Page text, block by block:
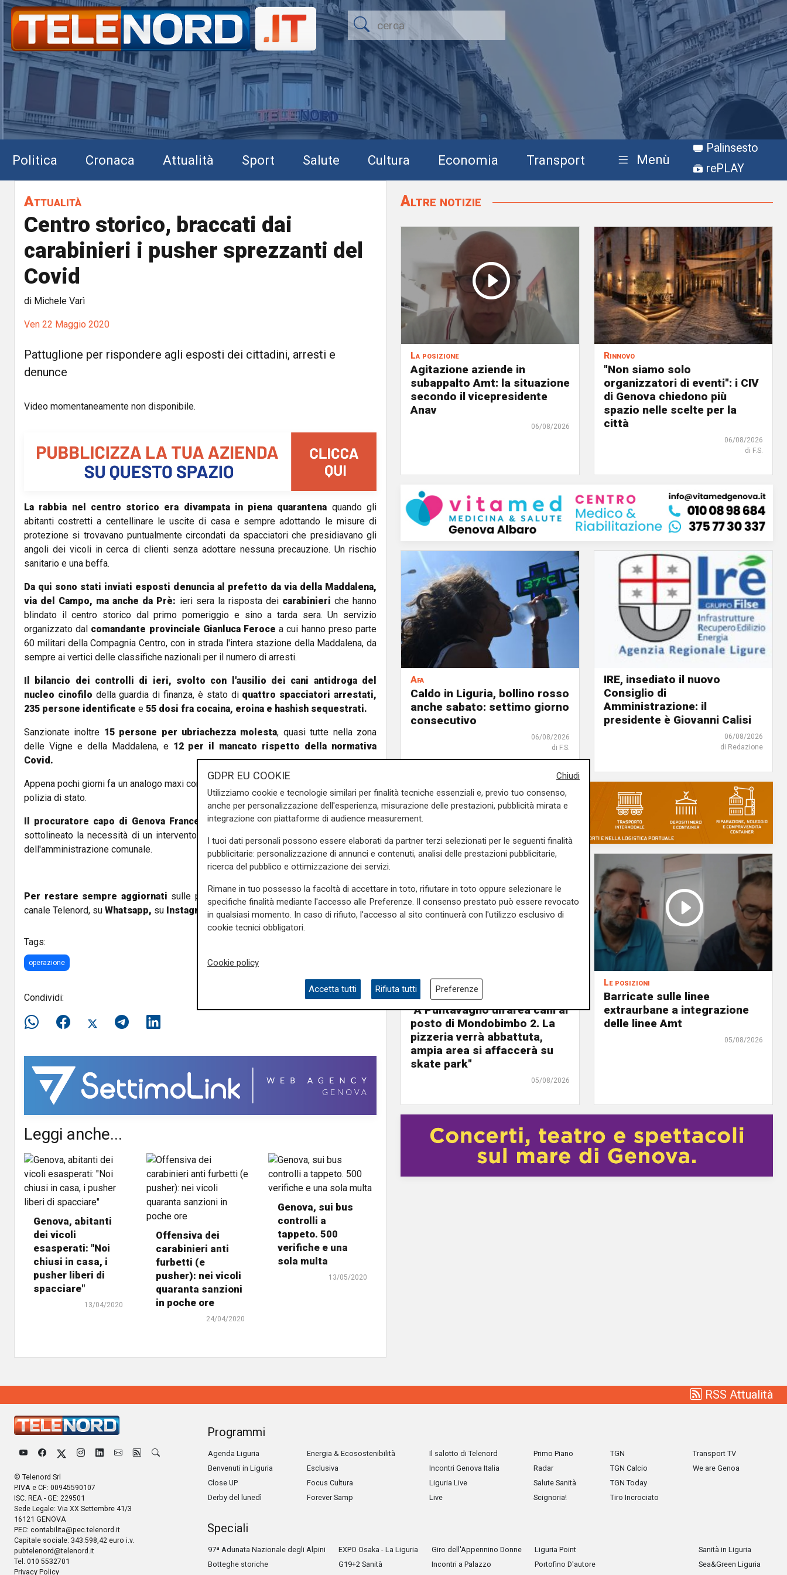
Politica Cronaca Attualità Sport Salute Cultura Economia Transport Menù
Palinsesto
rePLAY
Attualità
Centro storico, braccati dai
carabinieri i pusher sprezzanti del
Covid
di Michele Varì
Ven 22 Maggio 2020
Pattuglione per rispondere agli esposti dei cittadini, arresti e
denunce
Video momentaneamente non disponibile.
La rabbia nel centro storico era divampata in piena quarantena quando gli
abitanti costretti a centellinare le uscite di casa e sempre adottando le misure di
protezione si trovavano puntualmente circondati da spacciatori che presidiavano gli
angoli dei vicoli in cerca di clienti senza adottare nessuna precauzione. Un rischio
sanitario e una beffa.
Da qui sono stati inviati esposti denuncia al prefetto da via della Maddalena,
via del Campo, ma anche da Prè: ieri sera la risposta deicarabinieri che hanno
blindato il centro storico dal primo pomeriggio e sino a tarda sera. Un servizio
organizzato dal comandante provinciale Gianluca Feroce a cui hanno preso parte
60 militari della Compagnia Centro, con in strada l'intera stazione della Maddalena, da
sempre ai vertici delle classifiche nazionali per il numero di arresti.
Il bilancio dei controlli di ieri, svolto con l'ausilio dei cani antidroga del
nucleo cinofilo della guardia di finanza, è stato di quattro spacciatori arrestati,
235 persone identificate e 55 dosi fra cocaina, eroina e hashish sequestrati.
Sanzionate inoltre 15 persone per ubriachezza molesta, quasi tutte nella zona
delle Vigne e della Maddalena, e 12 per il mancato rispetto della normativa
Covid.
Appena pochi giorni fa un analogo maxi controllo era stato effettuato dagli agenti della
polizia di stato.
Il procuratore capo di Genova Francesco Cozzinel rispondere agli abitanti ha
sottolineato la necessità di un intervento non solo delle forze dell'ordine ma anche
dell'amministrazione comunale.
Per restare sempre aggiornati sulle principali notizie sulla Liguria seguiteci sul
canale Telenord, su Whatsapp, su Instagram, suYoutubee su Facebook .
Tags:
operazione
Condividi:
Leggi anche...
Genova, abitanti
dei vicoli
esasperati: "Noi
chiusi in casa, i
pusher liberi di
spacciare"
13/04/2020
Offensiva dei
carabinieri anti
furbetti (e
pusher): nei vicoli
quaranta sanzioni
in poche ore
24/04/2020
Genova, sui bus
controlli a
tappeto. 500
verifiche e una
sola multa
13/05/2020
Altre notizie
La posizione
Agitazione aziende in
subappalto Amt: la situazione
secondo il vicepresidente
Anav
06/08/2026
Rinnovo
"Non siamo solo
organizzatori di eventi": i CIV
di Genova chiedono più
spazio nelle scelte per la
città
06/08/2026
di F.S.
Afa
Caldo in Liguria, bollino rosso
anche sabato: settimo giorno
consecutivo
06/08/2026
di F.S.
IRE, insediato il nuovo
Consiglio di
Amministrazione: il
presidente è Giovanni Calisi
06/08/2026
di Redazione
Le novità
Ass. Viscogliosi a Telenord:
"A Puntavagno un'area cani al
posto di Mondobimbo 2. La
pizzeria verrà abbattuta,
ampia area si affaccerà su
skate park"
05/08/2026
Le posizioni
Barricate sulle linee
extraurbane a integrazione
delle linee Amt
05/08/2026
RSS Attualità
© Telenord Srl
P.IVA e CF: 00945590107
ISC. REA - GE: 229501
Sede Legale: Via XX Settembre 41/3
16121 GENOVA
PEC: contabilita@pec.telenord.it
Capitale sociale: 343.598,42 euro i.v.
pubtelenord@telenord.it
Tel. 010 5532701
Privacy Policy
Programmi
Agenda Liguria
Benvenuti in Liguria
Close UP
Derby del lunedì
Energia & Ecosostenibilità
Esclusiva
Focus Cultura
Forever Samp
Il salotto di Telenord
Incontri Genova Italia
Liguria Live
Live
Primo Piano
Radar
Salute Sanità
Scignoria!
TGN
TGN Calcio
TGN Today
Tiro Incrociato
Transport TV
We are Genoa
Speciali
97ª Adunata Nazionale degli Alpini
Botteghe storiche
EXPO Osaka - La Liguria
G19+2 Sanità
Giro dell'Appennino Donne
Incontri a Palazzo
Liguria Point
Portofino D'autore
Sanità in Liguria
Sea&Green Liguria
Chiudi
GDPR EU COOKIE
Utilizziamo cookie e tecnologie similari per finalità tecniche essenziali e, previo tuo consenso,
anche per personalizzazione dell'esperienza, misurazione delle prestazioni, pubblicità mirata e
integrazione con piattaforme di audience measurement.
I tuoi dati personali possono essere elaborati da partner terzi selezionati per le seguenti finalità
pubblicitarie: personalizzazione di annunci e contenuti, analisi delle prestazioni pubblicitarie,
ricerca del pubblico e ottimizzazione dei servizi.
Rimane in tuo possesso la facoltà di accettare in toto, rifiutare in toto oppure selezionare le
specifiche finalità mediante l'accesso alle Preferenze. Il consenso prestato può essere revocato
in qualsiasi momento. In caso di rifiuto, l'accesso al sito continuerà con l'utilizzo esclusivo di
cookie tecnici obbligatori.
Cookie policy
Accetta tutti Rifiuta tutti Preferenze